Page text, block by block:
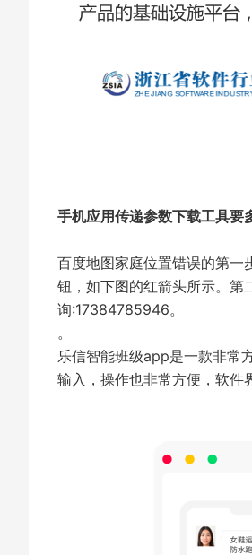
手机应用传递参数下载工具要
百度地图家庭位置错误的第一
钮，如下图的红箭头所示。第
询:17384785946。
。
乐信智能班级app是一款非常
输入，操作也非常方便，软件